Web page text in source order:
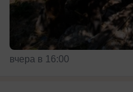
вчера в 16:00